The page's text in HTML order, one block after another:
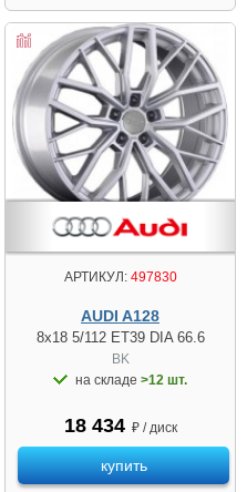
АРТИКУЛ:497830
AUDI A128
8x18 5/112 ET39 DIA 66.6
BK
на складе >12 шт.
18 434 ₽ / диск
купить